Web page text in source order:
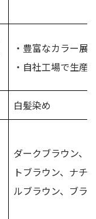
・豊富なカラー展
・自社工場で生産
白髪染め
ダークブラウン、
トブラウン、ナチ
ルブラウン、ブラ